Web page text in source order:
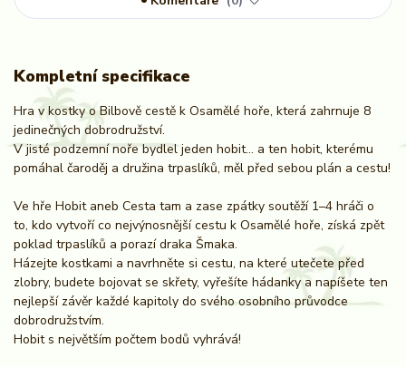
Kompletní specifikace
Hra v kostky o Bilbově cestě k Osamělé hoře, která zahrnuje 8
jedinečných dobrodružství.
V jisté podzemní noře bydlel jeden hobit… a ten hobit, kterému
pomáhal čaroděj a družina trpaslíků, měl před sebou plán a cestu!
Ve hře Hobit aneb Cesta tam a zase zpátky soutěží 1–4 hráči o
to, kdo vytvoří co nejvýnosnější cestu k Osamělé hoře, získá zpět
poklad trpaslíků a porazí draka Šmaka.
Házejte kostkami a navrhněte si cestu, na které utečete před
zlobry, budete bojovat se skřety, vyřešíte hádanky a napíšete ten
nejlepší závěr každé kapitoly do svého osobního průvodce
dobrodružstvím.
Hobit s největším počtem bodů vyhrává!